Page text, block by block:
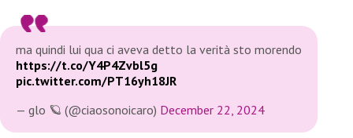
ma quindi lui qua ci aveva detto la verità sto morendo
https://t.co/Y4P4Zvbl5g
pic.twitter.com/PT16yh18JR
— glo 🪐 (@ciaosonoicaro) December 22, 2024